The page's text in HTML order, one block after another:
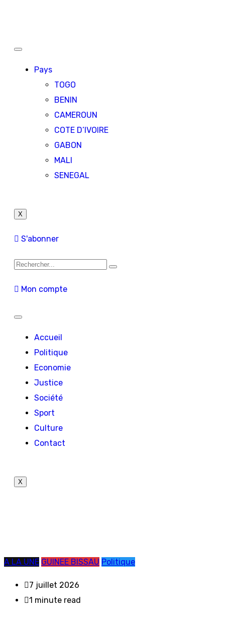
Pays
TOGO
BENIN
CAMEROUN
COTE D’IVOIRE
GABON
MALI
SENEGAL
X
S'abonner
Mon compte
Accueil
Politique
Economie
Justice
Société
Sport
Culture
Contact
X
A LA UNE GUINEE BISSAU Politique
7 juillet 2026
1 minute read